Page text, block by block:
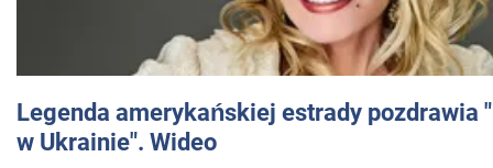
Legenda amerykańskiej estrady pozdrawia
w Ukrainie". Wideo